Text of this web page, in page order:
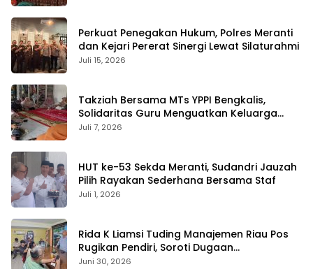
Perkuat Penegakan Hukum, Polres Meranti
dan Kejari Pererat Sinergi Lewat Silaturahmi
Juli 15, 2026
Takziah Bersama MTs YPPI Bengkalis,
Solidaritas Guru Menguatkan Keluarga
yang Berduka
Juli 7, 2026
HUT ke-53 Sekda Meranti, Sudandri Jauzah
Pilih Rayakan Sederhana Bersama Staf
Juli 1, 2026
Rida K Liamsi Tuding Manajemen Riau Pos
Rugikan Pendiri, Soroti Dugaan
Pengambilalihan Aset
Juni 30, 2026